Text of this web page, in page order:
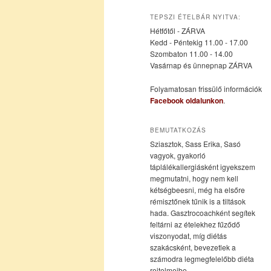
elsődleges
tartalomra
másodlagos
tartalomra
TEPSZI ÉTELBÁR NYITVA:
Hétfőtől - ZÁRVA
Kedd - Péntekig 11.00 - 17.00
Szombaton 11.00 - 14.00
Vasárnap és ünnepnap ZÁRVA
Folyamatosan frissülő információk
Facebook oldalunkon.
BEMUTATKOZÁS
Sziasztok, Sass Erika, Sasó
vagyok, gyakorló
táplálékallergiásként igyekszem
megmutatni, hogy nem kell
kétségbeesni, még ha elsőre
rémisztőnek tűnik is a tiltások
hada. Gasztrocoachként segítek
feltárni az ételekhez fűződő
viszonyodat, míg diétás
szakácsként, bevezetlek a
számodra legmegfelelőbb diéta